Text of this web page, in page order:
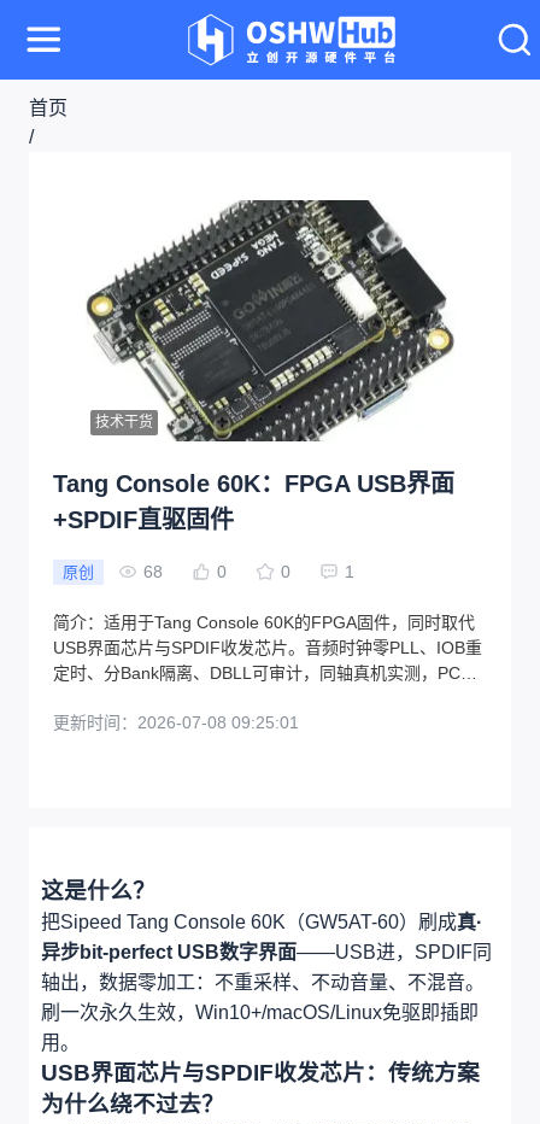
首页
/
技术干货
Tang Console 60K：FPGA USB界面
+SPDIF直驱固件
原创 68 0 0 1
简介： 适用于Tang Console 60K的FPGA固件，同时取代
USB界面芯片与SPDIF收发芯片。音频时钟零PLL、IOB重
定时、分Bank隔离、DBLL可审计，同轴真机实测，PCM
更新时间： 2026-07-08 09:25:01
这是什么？
把Sipeed Tang Console 60K（GW5AT-60）刷成真·
异步bit-perfect USB数字界面——USB进，SPDIF同
轴出，数据零加工：不重采样、不动音量、不混音。
刷一次永久生效，Win10+/macOS/Linux免驱即插即
用。
USB界面芯片与SPDIF收发芯片：传统方案
为什么绕不过去？